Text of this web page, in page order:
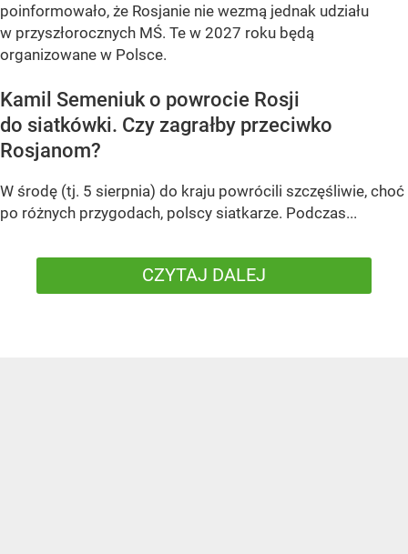
poinformowało, że Rosjanie nie wezmą jednak udziału
w przyszłorocznych MŚ. Te w 2027 roku będą
organizowane w Polsce.
Kamil Semeniuk o powrocie Rosji
do siatkówki. Czy zagrałby przeciwko
Rosjanom?
W środę (tj. 5 sierpnia) do kraju powrócili szczęśliwie, choć
po różnych przygodach, polscy siatkarze. Podczas...
CZYTAJ DALEJ